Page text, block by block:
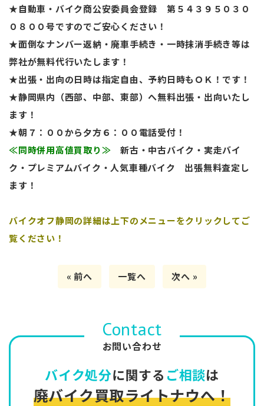
★自動車・バイク商公安委員会登録 第５４３９５０３０
０８００号ですのでご安心ください！
★面倒なナンバー返納・廃車手続き・一時抹消手続き等は
弊社が無料代行いたします！
★出張・出向の日時は指定自由、予約日時もＯＫ！です！
★静岡県内（西部、中部、東部）へ無料出張・出向いたし
ます！
★朝７：００から夕方６：００電話受付！
≪同時併用高値買取り≫ 新古・中古バイク・実走バイ
ク・プレミアムバイク・人気車種バイク
出張無料査定し
ます！
バイクオフ静岡の詳細は上下のメニューをクリックしてご
覧ください！
« 前へ 一覧へ 次へ »
Contact
お問い合わせ
バイク処分に関する ご相談は
廃バイク買取ライトナウへ！